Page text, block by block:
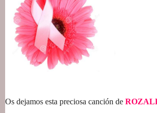
Os dejamos esta preciosa canción de